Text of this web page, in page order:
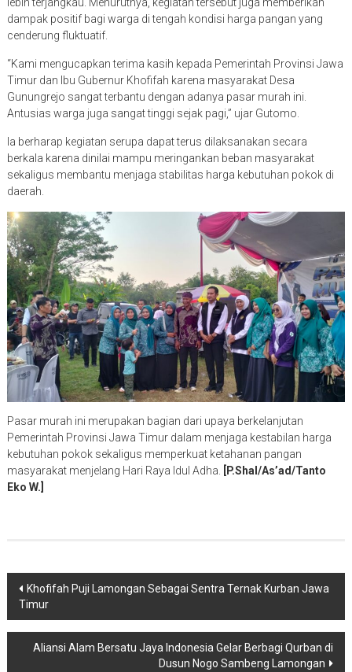
dampak positif bagi warga di tengah kondisi harga pangan yang
cenderung fluktuatif.
“Kami mengucapkan terima kasih kepada Pemerintah Provinsi Jawa
Timur dan Ibu Gubernur Khofifah karena masyarakat Desa
Gunungrejo sangat terbantu dengan adanya pasar murah ini.
Antusias warga juga sangat tinggi sejak pagi,” ujar Gutomo.
Ia berharap kegiatan serupa dapat terus dilaksanakan secara
berkala karena dinilai mampu meringankan beban masyarakat
sekaligus membantu menjaga stabilitas harga kebutuhan pokok di
daerah.
Pasar murah ini merupakan bagian dari upaya berkelanjutan
Pemerintah Provinsi Jawa Timur dalam menjaga kestabilan harga
kebutuhan pokok sekaligus memperkuat ketahanan pangan
masyarakat menjelang Hari Raya Idul Adha.
[P.Shal/As’ad/Tanto
Eko W.]
Navigasi
pos
Khofifah Puji Lamongan Sebagai Sentra Ternak Kurban Jawa
Timur
Aliansi Alam Bersatu Jaya Indonesia Gelar Berbagi Qurban di
Dusun Nogo Sambeng Lamongan